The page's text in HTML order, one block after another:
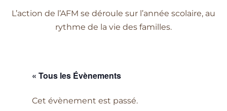
L’action de l’AFM se déroule sur l’année scolaire, au
rythme de la vie des familles.
« Tous les Évènements
Cet évènement est passé.